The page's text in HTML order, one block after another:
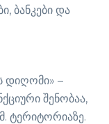
ბანკები და
დიღომი» –
შენობაა,
ტერიტორიაზე.